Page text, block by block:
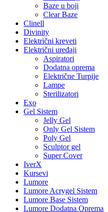
Baze u boji
Clear Baze
Clinell
Divinity
Električni kreveti
Električni uređaji
Aspiratori
Dodatna oprema
Električne Turpije
Lampe
Sterilizatori
Exo
Gel Sistem
Jelly Gel
Only Gel Sistem
Poly Gel
Sculptor gel
Super Cover
IverX
Kursevi
Lumore
Lumore Acrygel Sistem
Lumore Base Sistem
Lumore Dodatna Oprema